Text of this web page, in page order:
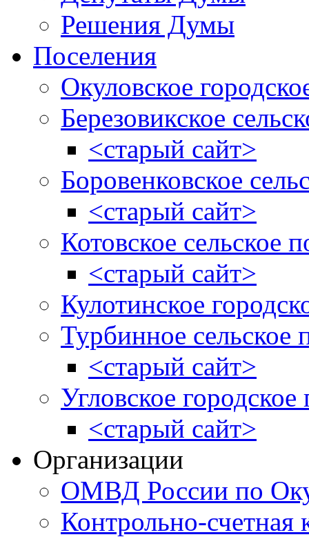
Решения Думы
Поселения
Окуловское
Березовикское
<старый сайт>
Боровенковское
<старый сайт>
Котовское сельское
<старый сайт>
Кулотинское
Турбинное сельское
<старый сайт>
Угловское городское
<старый сайт>
Организации
ОМВД России по
Контрольно-счетная